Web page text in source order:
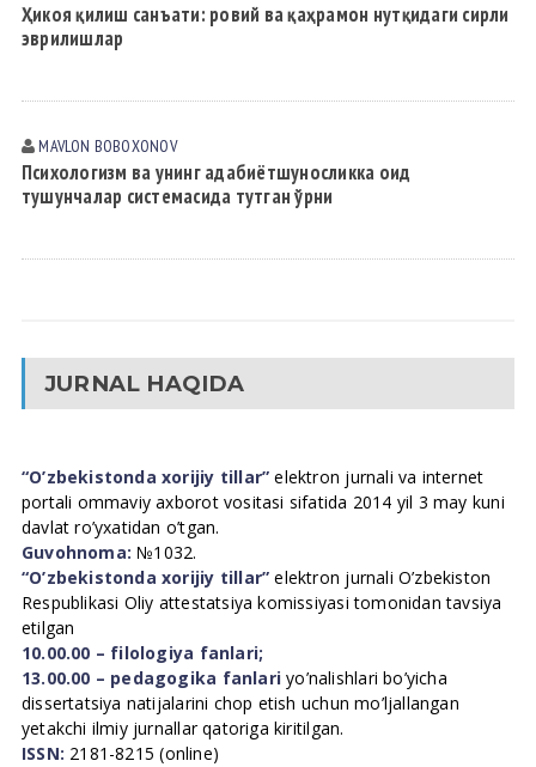
Ҳикоя қилиш санъати: ровий ва қаҳрамон нутқидаги сирли
эврилишлар
MAVLON BOBOXONOV
Психологизм ва унинг адабиётшуносликка оид
тушунчалар системасида тутган ўрни
JURNAL HAQIDA
“O’zbekistonda xorijiy tillar” elektron jurnali va internet
portali ommaviy axborot vositasi sifatida 2014 yil 3 may kuni
davlat ro’yxatidan o’tgan.
Guvohnoma: №1032.
“O’zbekistonda xorijiy tillar” elektron jurnali O’zbekiston
Respublikasi Oliy attestatsiya komissiyasi tomonidan tavsiya
etilgan
10.00.00 – filologiya fanlari;
13.00.00 – pedagogika fanlari yo’nalishlari bo’yicha
dissertatsiya natijalarini chop etish uchun mo’ljallangan
yetakchi ilmiy jurnallar qatoriga kiritilgan.
ISSN: 2181-8215 (online)